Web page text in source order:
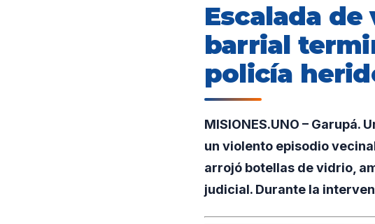
Escalada
barrial
policía
MISIONES.UNO –
un violento episodio
arrojó botellas de vidrio,
judicial. Durante la